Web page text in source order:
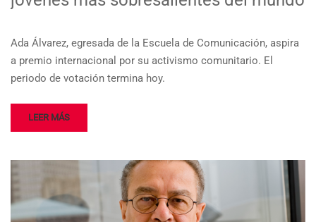
Ada Álvarez, egresada de la Escuela de Comunicación, aspira
a premio internacional por su activismo comunitario. El
periodo de votación termina hoy.
LEER MÁS